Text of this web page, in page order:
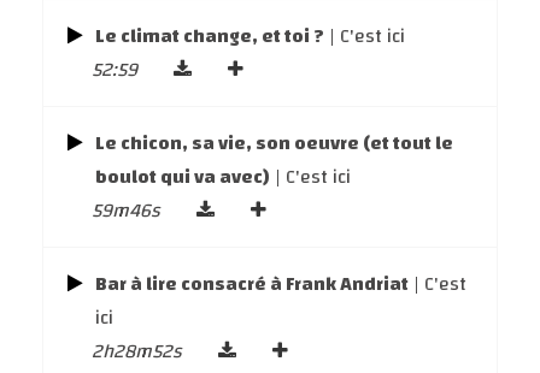
Le climat change, et toi ? | C'est ici
52:59
Le chicon, sa vie, son oeuvre (et tout le
boulot qui va avec) | C'est ici
59m46s
Bar à lire consacré à Frank Andriat | C'est
ici
2h28m52s